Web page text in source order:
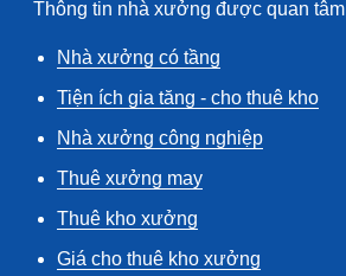
Thông tin nhà xưởng được quan tâm
Nhà xưởng có tầng
Tiện ích gia tăng - cho thuê kho
Nhà xưởng công nghiệp
Thuê xưởng may
Thuê kho xưởng
Giá cho thuê kho xưởng